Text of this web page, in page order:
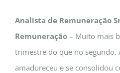
Analista de Remuneração
Remuneração – Muito mais
trimestre do que no segundo.
amadureceu e se consolidou